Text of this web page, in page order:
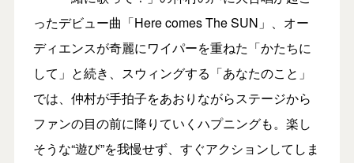
ったデビュー曲「Here comes The SUN」、オー
ディエンスが奇麗にワイパーを重ねた「かたちに
して」と続き、スウィングする「あなたのこと」
では、仲村が手拍子をあおりながらステージから
ファンの目の前に降りていくハプニングも。楽し
そうな“遊び”を我慢せず、すぐアクションしてしま